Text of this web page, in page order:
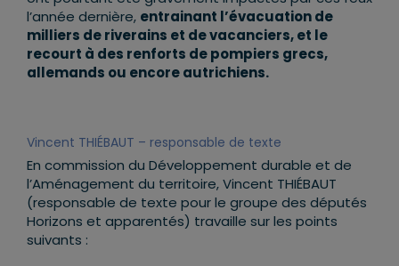
l’année dernière, entrainant l’évacuation de
milliers de riverains et de vacanciers, et le
recourt à des renforts de pompiers grecs,
allemands ou encore autrichiens.
Vincent THIÉBAUT – responsable de texte
En commission du Développement durable et de
l’Aménagement du territoire, Vincent THIÉBAUT
(responsable de texte pour le groupe des députés
Horizons et apparentés) travaille sur les points
suivants :